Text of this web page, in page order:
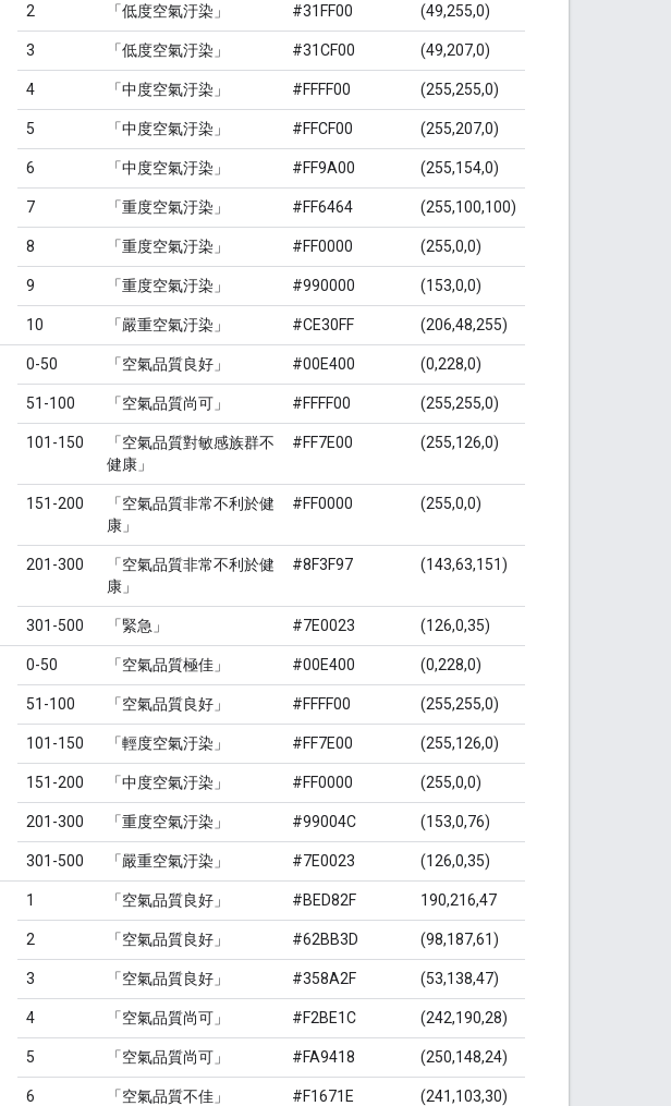
2 「低度空氣汙染」 #31FF00 (49,255,0)
3 「低度空氣汙染」 #31CF00 (49,207,0)
4 「中度空氣汙染」 #FFFF00 (255,255,0)
5 「中度空氣汙染」 #FFCF00 (255,207,0)
6 「中度空氣汙染」 #FF9A00 (255,154,0)
7 「重度空氣汙染」 #FF6464 (255,100,100)
8 「重度空氣汙染」 #FF0000 (255,0,0)
9 「重度空氣汙染」 #990000 (153,0,0)
10 「嚴重空氣汙染」 #CE30FF (206,48,255)
0-50 「空氣品質良好」 #00E400 (0,228,0)
51-100 「空氣品質尚可」 #FFFF00 (255,255,0)
101-150
「空氣品質對敏感族群不
健康」
#FF7E00 (255,126,0)
151-200
「空氣品質非常不利於健
康」
#FF0000 (255,0,0)
201-300
「空氣品質非常不利於健
康」
#8F3F97 (143,63,151)
301-500 「緊急」 #7E0023 (126,0,35)
0-50 「空氣品質極佳」 #00E400 (0,228,0)
51-100 「空氣品質良好」 #FFFF00 (255,255,0)
101-150 「輕度空氣汙染」 #FF7E00 (255,126,0)
151-200 「中度空氣汙染」 #FF0000 (255,0,0)
201-300 「重度空氣汙染」 #99004C (153,0,76)
301-500 「嚴重空氣汙染」 #7E0023 (126,0,35)
1 「空氣品質良好」 #BED82F 190,216,47
2 「空氣品質良好」 #62BB3D (98,187,61)
3 「空氣品質良好」 #358A2F (53,138,47)
4 「空氣品質尚可」 #F2BE1C (242,190,28)
5 「空氣品質尚可」 #FA9418 (250,148,24)
6 「空氣品質不佳」 #F1671E (241,103,30)